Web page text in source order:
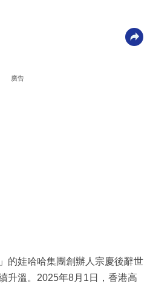
廣告
的娃哈哈集團創辦人宗慶後辭世
升溫。2025年8月1日，香港高